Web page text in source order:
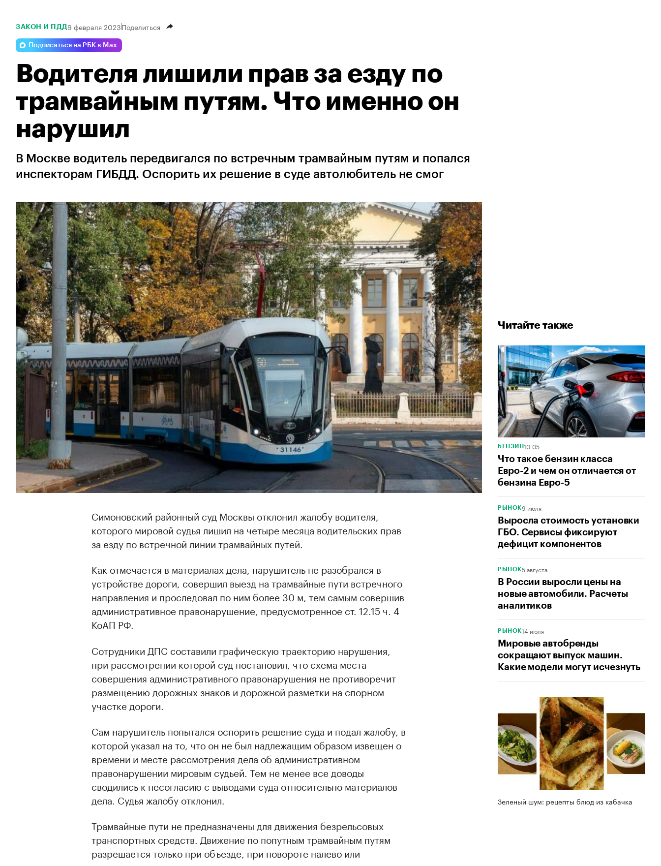
Читайте также
БЕНЗИН10:05
Что такое бензин класса
Евро-2 и чем он отличается от
бензина Евро-5
РЫНОК9 июля
Выросла стоимость установки
ГБО. Сервисы фиксируют
дефицит компонентов
РЫНОК5 августа
В России выросли цены на
новые автомобили. Расчеты
аналитиков
РЫНОК14 июля
Мировые автобренды
сокращают выпуск машин.
Какие модели могут исчезнуть
Зеленый шум: рецепты блюд из кабачка
ЗАКОН И ПДД 9 февраля 2023Поделиться
Подписаться на РБК в Max
Водителя лишили прав за езду по
трамвайным путям. Что именно он
нарушил
В Москве водитель передвигался по встречным трамвайным путям и попался
инспекторам ГИБДД. Оспорить их решение в суде автолюбитель не смог
Симоновский районный суд Москвы отклонил жалобу водителя,
которого мировой судья лишил на четыре месяца водительских прав
за езду по встречной линии трамвайных путей.
Как отмечается в материалах дела, нарушитель не разобрался в
устройстве дороги, совершил выезд на трамвайные пути встречного
направления и проследовал по ним более 30 м, тем самым совершив
административное правонарушение, предусмотренное ст. 12.15 ч. 4
КоАП РФ.
00:00
Сотрудники ДПС составили графическую траекторию нарушения,
при рассмотрении которой суд постановил, что схема места
совершения административного правонарушения не противоречит
размещению дорожных знаков и дорожной разметки на спорном
участке дороги.
Сам нарушитель попытался оспорить решение суда и подал жалобу, в
которой указал на то, что он не был надлежащим образом извещен о
времени и месте рассмотрения дела об административном
правонарушении мировым судьей. Тем не менее все доводы
сводились к несогласию с выводами суда относительно материалов
дела. Судья жалобу отклонил.
Трамвайные пути не предназначены для движения безрельсовых
транспортных средств. Движение по попутным трамвайным путям
разрешается только при объезде, при повороте налево или